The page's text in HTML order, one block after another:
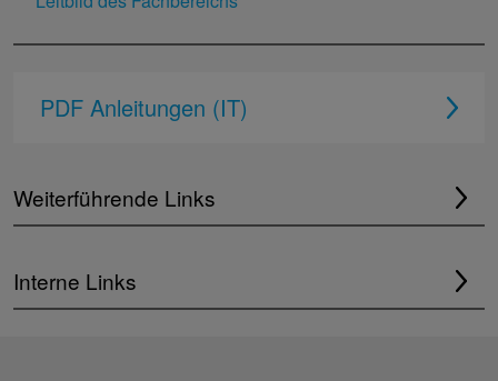
PDF Anleitungen (IT)
Weiterführende Links
Interne Links